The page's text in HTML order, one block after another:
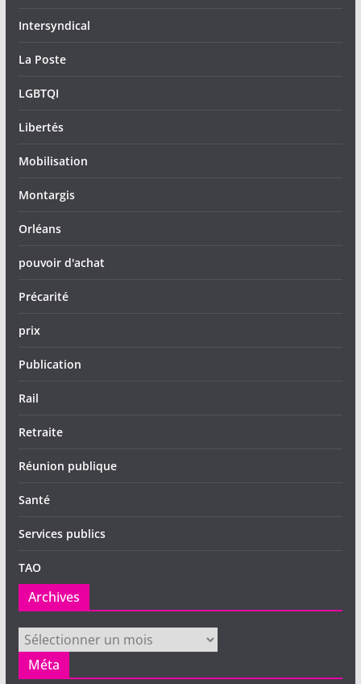
Intersyndical
La Poste
LGBTQI
Libertés
Mobilisation
Montargis
Orléans
pouvoir d'achat
Précarité
prix
Publication
Rail
Retraite
Réunion publique
Santé
Services publics
TAO
Archives
Archives
Méta